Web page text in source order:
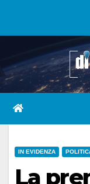
IN EVIDENZA
La